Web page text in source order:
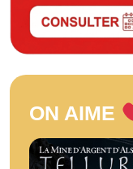
ON AIME